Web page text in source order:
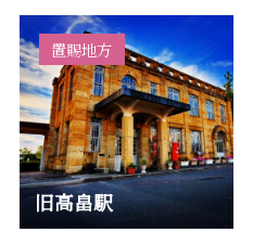
まで片道約30㎞を1時間
ほどかけ…
旧高畠駅
置賜地方